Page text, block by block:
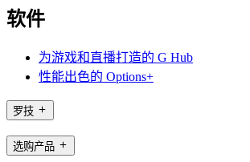
软件
为游戏和直播打造的 G Hub
性能出色的 Options+
罗技
选购产品